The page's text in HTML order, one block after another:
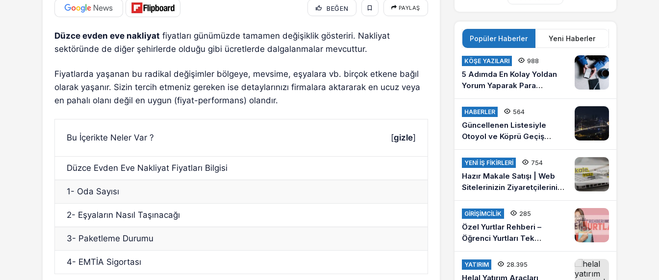
BEĞEN PAYLAŞ
Düzce evden eve nakliyat fiyatları günümüzde tamamen değişiklik gösteriri. Nakliyat
sektöründe de diğer şehirlerde olduğu gibi ücretlerde dalgalanmalar mevcuttur.
Fiyatlarda yaşanan bu radikal değişimler bölgeye, mevsime, eşyalara vb. birçok etkene bağıl
olarak yaşanır. Sizin tercih etmeniz gereken ise detaylarınızı firmalara aktararak en ucuz veya
en pahalı olanı değil en uygun (fiyat-performans) olandır.
Bu İçerikte Neler Var ? [gizle]
Düzce Evden Eve Nakliyat Fiyatları Bilgisi
1- Oda Sayısı
2- Eşyaların Nasıl Taşınacağı
3- Paketleme Durumu
4- EMTİA Sigortası
Popüler Haberler Yeni Haberler
KÖŞE YAZILARI 988
5 Adımda En Kolay Yoldan
Yorum Yaparak Para
Kazanma
HABERLER 564
Güncellenen Listesiyle
Otoyol ve Köprü Geçiş
Ücretleri 2021
YENI İŞ FIKIRLERI 754
Hazır Makale Satışı | Web
Sitelerinizin Ziyaretçilerini
Arttırın
GIRIŞIMCILIK 285
Özel Yurtlar Rehberi –
Öğrenci Yurtları Tek
Platformda
YATIRIM 28.395
Helal Yatırım Araçları